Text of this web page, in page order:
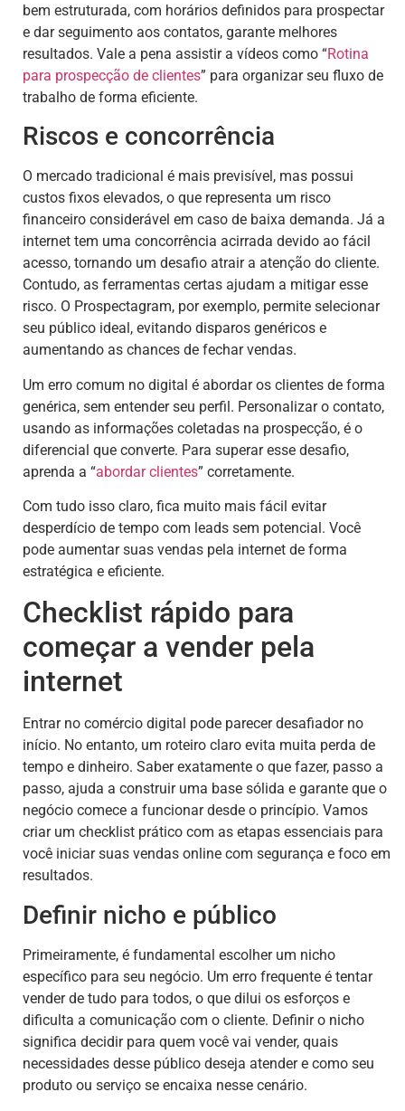
bem estruturada, com horários definidos para prospectar
e dar seguimento aos contatos, garante melhores
resultados. Vale a pena assistir a vídeos como “Rotina
para prospecção de clientes” para organizar seu fluxo de
trabalho de forma eficiente.
Riscos e concorrência
O mercado tradicional é mais previsível, mas possui
custos fixos elevados, o que representa um risco
financeiro considerável em caso de baixa demanda. Já a
internet tem uma concorrência acirrada devido ao fácil
acesso, tornando um desafio atrair a atenção do cliente.
Contudo, as ferramentas certas ajudam a mitigar esse
risco. O Prospectagram, por exemplo, permite selecionar
seu público ideal, evitando disparos genéricos e
aumentando as chances de fechar vendas.
Um erro comum no digital é abordar os clientes de forma
genérica, sem entender seu perfil. Personalizar o contato,
usando as informações coletadas na prospecção, é o
diferencial que converte. Para superar esse desafio,
aprenda a “abordar clientes” corretamente.
Com tudo isso claro, fica muito mais fácil evitar
desperdício de tempo com leads sem potencial. Você
pode aumentar suas vendas pela internet de forma
estratégica e eficiente.
Checklist rápido para
começar a vender pela
internet
Entrar no comércio digital pode parecer desafiador no
início. No entanto, um roteiro claro evita muita perda de
tempo e dinheiro. Saber exatamente o que fazer, passo a
passo, ajuda a construir uma base sólida e garante que o
negócio comece a funcionar desde o princípio. Vamos
criar um checklist prático com as etapas essenciais para
você iniciar suas vendas online com segurança e foco em
resultados.
Definir nicho e público
Primeiramente, é fundamental escolher um nicho
específico para seu negócio. Um erro frequente é tentar
vender de tudo para todos, o que dilui os esforços e
dificulta a comunicação com o cliente. Definir o nicho
significa decidir para quem você vai vender, quais
necessidades desse público deseja atender e como seu
produto ou serviço se encaixa nesse cenário.